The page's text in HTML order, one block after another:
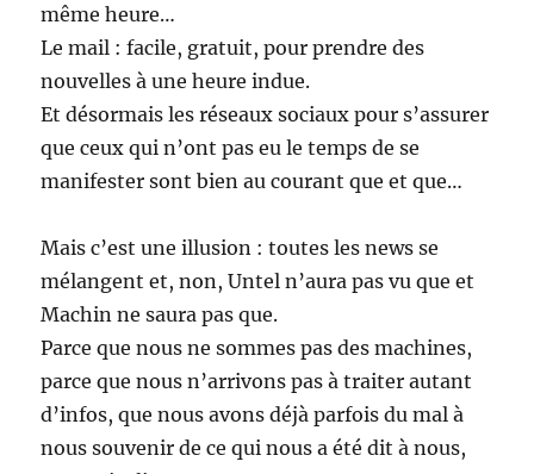
même heure…
Le mail : facile, gratuit, pour prendre des
nouvelles à une heure indue.
Et désormais les réseaux sociaux pour s’assurer
que ceux qui n’ont pas eu le temps de se
manifester sont bien au courant que et que…
Mais c’est une illusion : toutes les news se
mélangent et, non, Untel n’aura pas vu que et
Machin ne saura pas que.
Parce que nous ne sommes pas des machines,
parce que nous n’arrivons pas à traiter autant
d’infos, que nous avons déjà parfois du mal à
nous souvenir de ce qui nous a été dit à nous,